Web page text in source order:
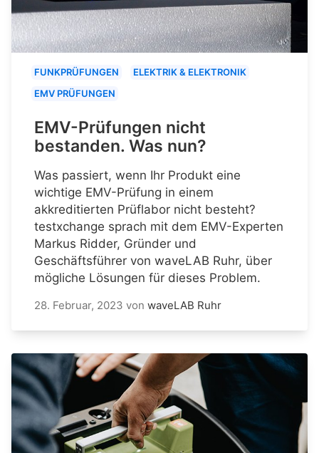
FUNKPRÜFUNGEN
ELEKTRIK & ELEKTRONIK
EMV PRÜFUNGEN
EMV-Prüfungen nicht
bestanden. Was nun?
Was passiert, wenn Ihr Produkt eine
wichtige EMV-Prüfung in einem
akkreditierten Prüflabor nicht besteht?
testxchange sprach mit dem EMV-Experten
Markus Ridder, Gründer und
Geschäftsführer von waveLAB Ruhr, über
mögliche Lösungen für dieses Problem.
28. Februar, 2023 von waveLAB Ruhr